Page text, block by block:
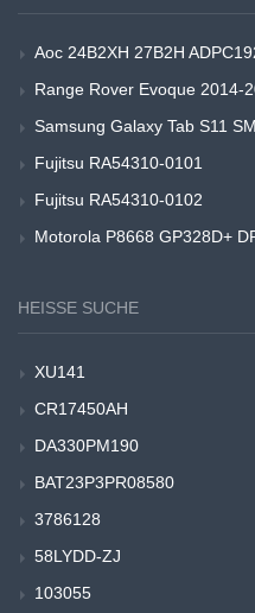
Aoc 24B2XH 27B2H
Range Rover Evoque 2014-
Samsung Galaxy Tab S11
Fujitsu RA54310-0101
Fujitsu RA54310-0102
Motorola P8668 GP328D+
HEISSE SUCHE
XU141
CR17450AH
DA330PM190
BAT23P3PR08580
3786128
58LYDD-ZJ
103055